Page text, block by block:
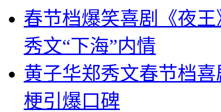
春节档爆笑喜剧《夜
秀文“下海”内情
黄子华郑秀文春节档
梗引爆口碑